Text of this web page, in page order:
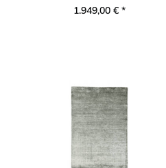
1.949,00 € *